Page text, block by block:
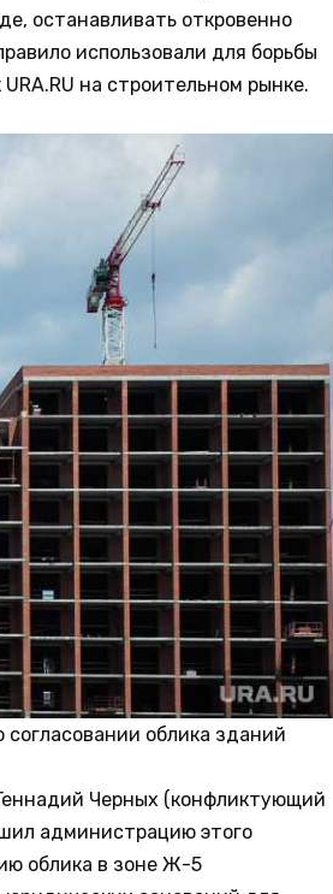
останавливать откровенно
использовали для борьбы
на строительном рынке.
облика зданий
Черных (конфликтующий
администрацию этого
облика в зоне Ж-5